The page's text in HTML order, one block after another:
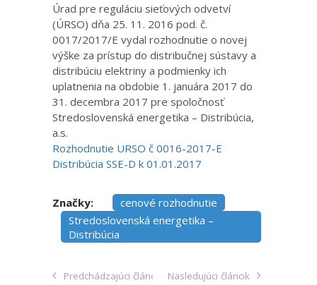
Úrad pre reguláciu sieťových odvetví
(ÚRSO) dňa 25. 11. 2016 pod. č.
0017/2017/E vydal rozhodnutie o novej
výške za prístup do distribučnej sústavy a
distribúciu elektriny a podmienky ich
uplatnenia na obdobie 1. januára 2017 do
31. decembra 2017 pre spoločnosť
Stredoslovenská energetika – Distribúcia,
a.s.
Rozhodnutie URSO č 0016-2017-E
Distribúcia SSE-D k 01.01.2017
Značky:
cenové rozhodnutie
Stredoslovenská energetika –
Distribúcia
Predchádzajúci článok Nasledujúci článok